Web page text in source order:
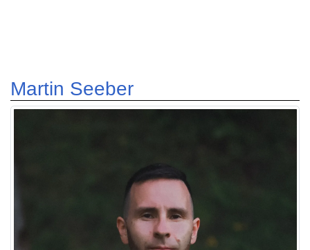
Martin Seeber